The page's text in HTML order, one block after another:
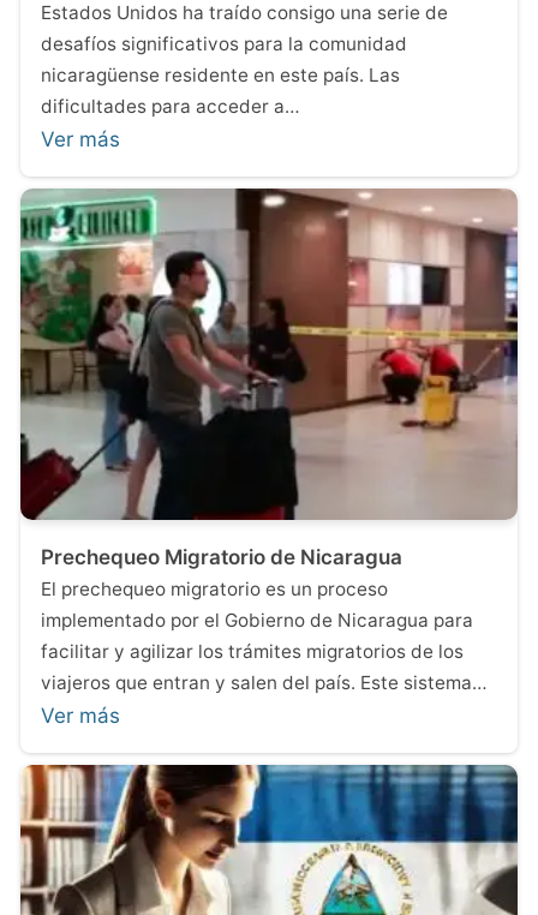
Estados Unidos ha traído consigo una serie de
desafíos significativos para la comunidad
nicaragüense residente en este país. Las
dificultades para acceder a…
Ver más
Prechequeo Migratorio de Nicaragua
El prechequeo migratorio es un proceso
implementado por el Gobierno de Nicaragua para
facilitar y agilizar los trámites migratorios de los
viajeros que entran y salen del país. Este sistema…
Ver más